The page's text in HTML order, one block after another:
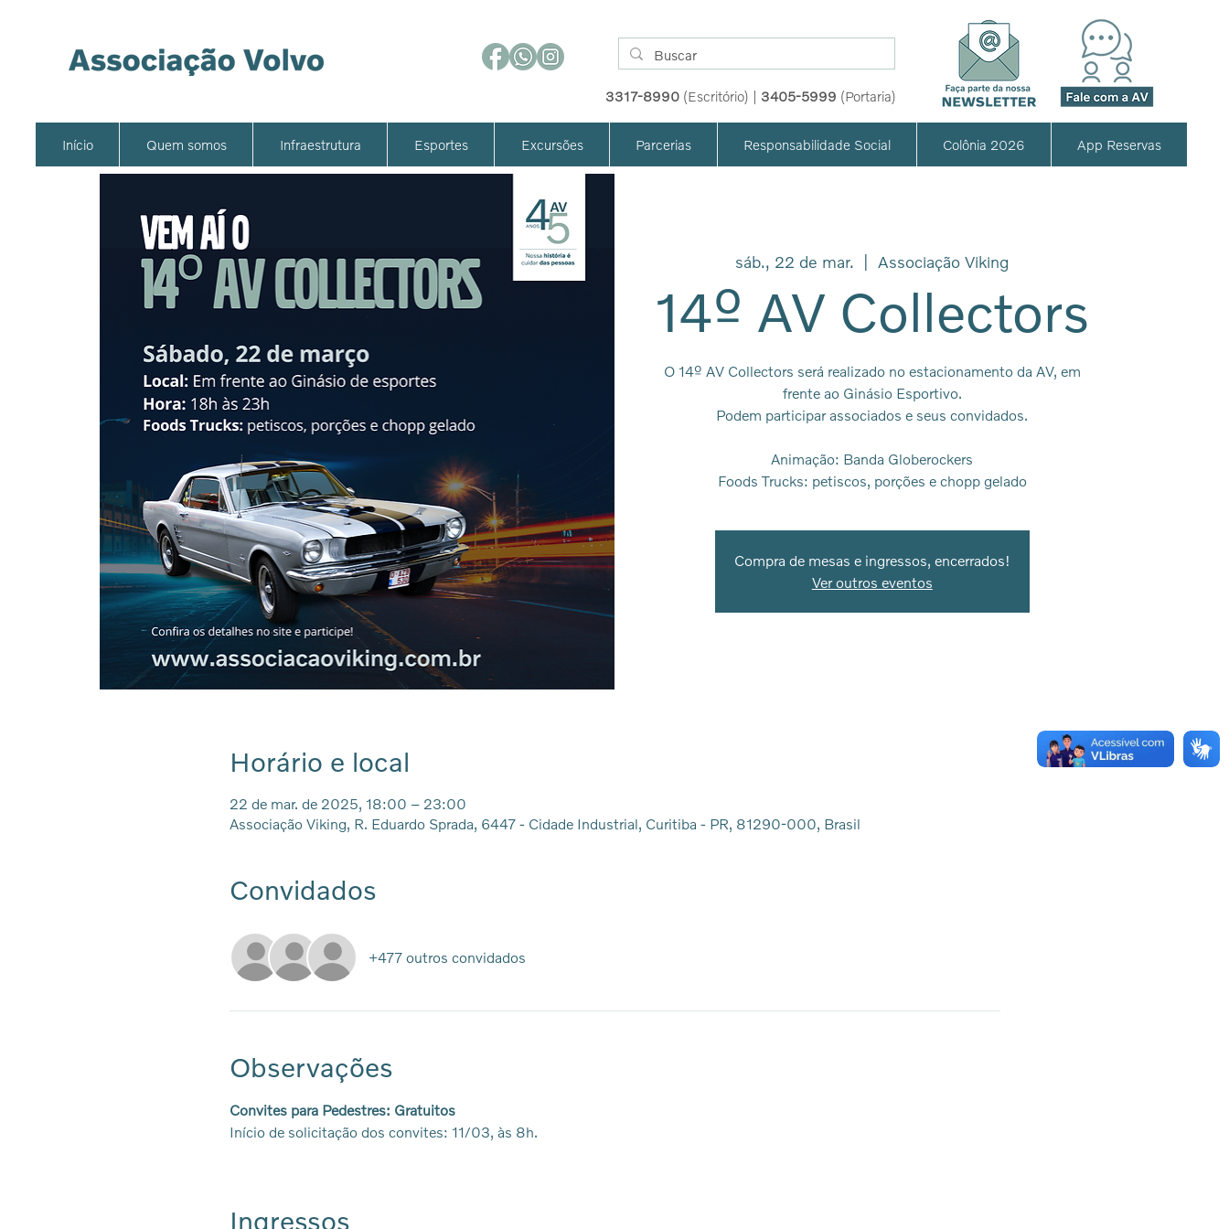
3317-8990 (Escritório) | 3405-5999 (Portaria)
Início Quem somos Infraestrutura Esportes Excursões Parcerias Responsabilidade Social Colônia 2026 App Reservas
sáb., 22 de mar. Associação Viking
14º AV Collectors
O 14º AV Collectors será realizado no estacionamento da AV, em
frente ao Ginásio Esportivo.
Podem participar associados e seus convidados.
Animação: Banda Globerockers
Foods Trucks: petiscos, porções e chopp gelado
Compra de mesas e ingressos, encerrados!
Ver outros eventos
Horário e local
22 de mar. de 2025, 18:00 – 23:00
Associação Viking, R. Eduardo Sprada, 6447 - Cidade Industrial, Curitiba - PR, 81290-000, Brasil
Convidados
+477 outros convidados
Observações
Convites para Pedestres: Gratuitos
Início de solicitação dos convites: 11/03, às 8h.
Ingressos